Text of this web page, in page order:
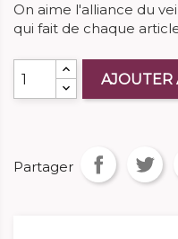
On aime l'alliance du
qui fait de chaque
AJOUTER
Partager